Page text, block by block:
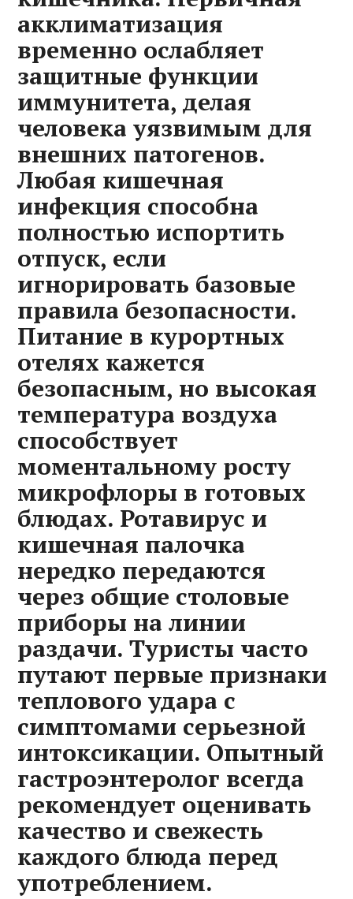
акклиматизация
временно ослабляет
защитные функции
иммунитета, делая
человека уязвимым для
внешних патогенов.
Любая кишечная
инфекция способна
полностью испортить
отпуск, если
игнорировать базовые
правила безопасности.
Питание в курортных
отелях кажется
безопасным, но высокая
температура воздуха
способствует
моментальному росту
микрофлоры в готовых
блюдах. Ротавирус и
кишечная палочка
нередко передаются
через общие столовые
приборы на линии
раздачи. Туристы часто
путают первые признаки
теплового удара с
симптомами серьезной
интоксикации. Опытный
гастроэнтеролог всегда
рекомендует оценивать
качество и свежесть
каждого блюда перед
употреблением.